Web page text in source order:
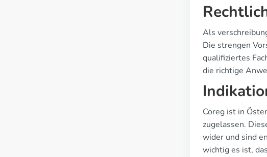
Als
Die strengen
qualifiziertes
die richtige
Coreg ist in
zugelassen.
wider und sind
wichtig es ist,